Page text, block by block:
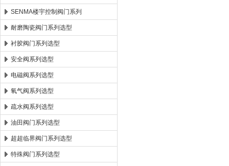
SENMA楼宇控制阀门系列
耐磨陶瓷阀门系列选型
衬胶阀门系列选型
安全阀系列选型
电磁阀系列选型
氧气阀系列选型
疏水阀系列选型
油田阀门系列选型
超超临界阀门系列选型
特殊阀门系列选型